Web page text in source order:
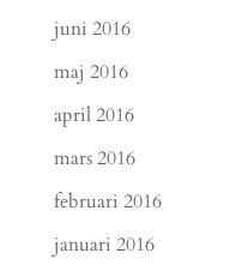
juni 2016
maj 2016
april 2016
mars 2016
februari 2016
januari 2016